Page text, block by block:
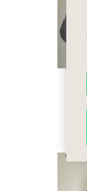
Cod.: